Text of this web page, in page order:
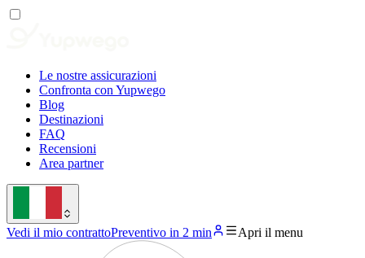
Le nostre assicurazioni
Confronta con Yupwego
Blog
Destinazioni
FAQ
Recensioni
Area partner
Vedi il mio contrattoPreventivo in 2 min Apri il menu